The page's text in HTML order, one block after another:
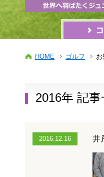
HOME ゴルフ
2016年 記事
2016.12.16 井